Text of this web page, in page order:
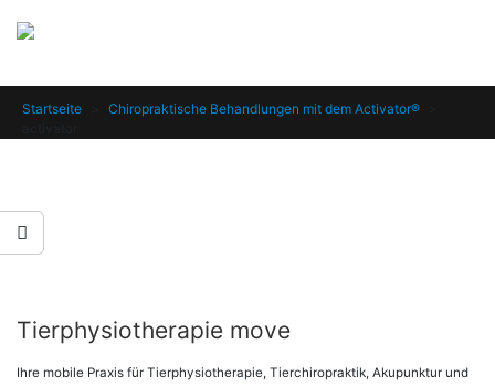
Startseite Chiropraktische Behandlungen mit dem Activator®
Tierphysiotherapie move
Ihre mobile Praxis für Tierphysiotherapie, Tierchiropraktik, Akupunktur und